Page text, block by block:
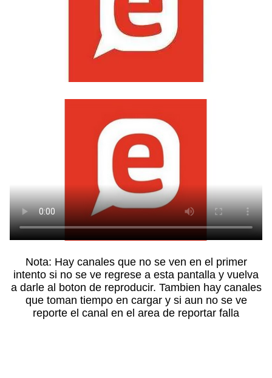
Nota: Hay canales que no se ven en el primer
intento si no se ve regrese a esta pantalla y vuelva
a darle al boton de reproducir. Tambien hay canales
que toman tiempo en cargar y si aun no se ve
reporte el canal en el area de reportar falla